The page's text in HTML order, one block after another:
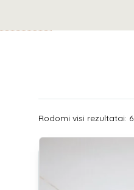
Rodomi visi rezultatai: 6